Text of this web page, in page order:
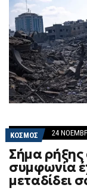
ΚΟΣΜΟΣ 24
Σήμα
συμφωνία
μεταδίδει